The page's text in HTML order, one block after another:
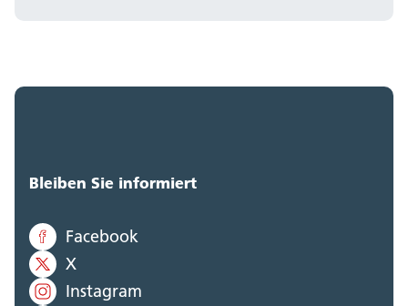
Bleiben Sie informiert
Facebook
X
Instagram